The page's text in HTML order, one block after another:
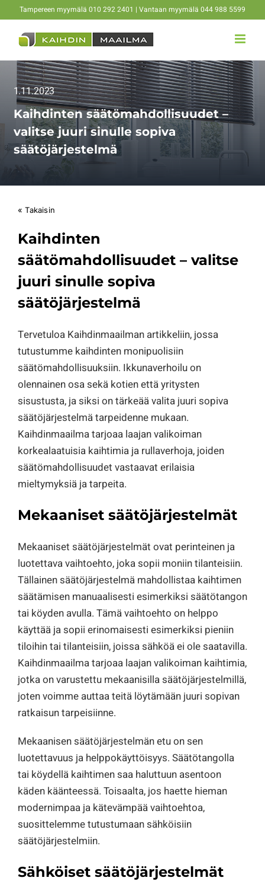
to
content
Tampereen myymälä 010 292 2401 | Vantaan myymälä 044 988 5599
1.11.2023
Kaihdinten säätömahdollisuudet –
valitse juuri sinulle sopiva
säätöjärjestelmä
« Takaisin
Kaihdinten
säätömahdollisuudet – valitse
juuri sinulle sopiva
säätöjärjestelmä
Tervetuloa Kaihdinmaailman artikkeliin, jossa
tutustumme kaihdinten monipuolisiin
säätömahdollisuuksiin. Ikkunaverhoilu on
olennainen osa sekä kotien että yritysten
sisustusta, ja siksi on tärkeää valita juuri sopiva
säätöjärjestelmä tarpeidenne mukaan.
Kaihdinmaailma tarjoaa laajan valikoiman
korkealaatuisia kaihtimia ja rullaverhoja, joiden
säätömahdollisuudet vastaavat erilaisia
mieltymyksiä ja tarpeita.
Mekaaniset säätöjärjestelmät
Mekaaniset säätöjärjestelmät ovat perinteinen ja
luotettava vaihtoehto, joka sopii moniin tilanteisiin.
Tällainen säätöjärjestelmä mahdollistaa kaihtimen
säätämisen manuaalisesti esimerkiksi säätötangon
tai köyden avulla. Tämä vaihtoehto on helppo
käyttää ja sopii erinomaisesti esimerkiksi pieniin
tiloihin tai tilanteisiin, joissa sähköä ei ole saatavilla.
Kaihdinmaailma tarjoaa laajan valikoiman kaihtimia,
jotka on varustettu mekaanisilla säätöjärjestelmillä,
joten voimme auttaa teitä löytämään juuri sopivan
ratkaisun tarpeisiinne.
Mekaanisen säätöjärjestelmän etu on sen
luotettavuus ja helppokäyttöisyys. Säätötangolla
tai köydellä kaihtimen saa haluttuun asentoon
käden käänteessä. Toisaalta, jos haette hieman
modernimpaa ja kätevämpää vaihtoehtoa,
suosittelemme tutustumaan sähköisiin
säätöjärjestelmiin.
Sähköiset säätöjärjestelmät